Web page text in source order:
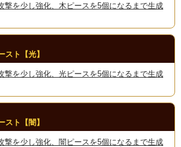
撃を少し強化、木ピースを5個になるまで生成
スト【光】
撃を少し強化、光ピースを5個になるまで生成
スト【闇】
撃を少し強化、闇ピースを5個になるまで生成